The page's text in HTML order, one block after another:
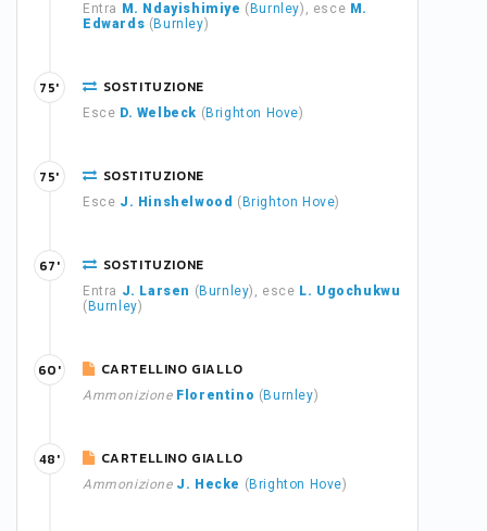
Entra M. Ndayishimiye ( Burnley), esce M.
Edwards ( Burnley)
SOSTITUZIONE
Esce D. Welbeck ( Brighton Hove)
75'
SOSTITUZIONE
Esce J. Hinshelwood ( Brighton Hove)
75'
SOSTITUZIONE
Entra J. Larsen ( Burnley), esce L. Ugochukwu
( Burnley)
67'
CARTELLINO GIALLO
Ammonizione Florentino ( Burnley)
60'
CARTELLINO GIALLO
Ammonizione J. Hecke ( Brighton Hove)
48'